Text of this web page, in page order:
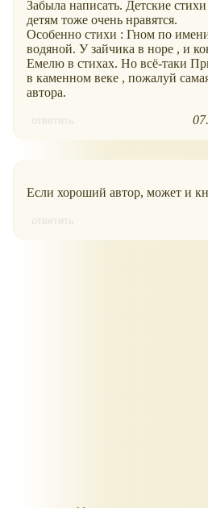
Забыла написать. Детские стихи
детям тоже очень нравятся.
Особенно стихи : Гном по
водяной. У зайчика в норе , и
Емелю в стихах. Но всё-таки
в каменном веке , пожалуй
автора.
ответить
Если хороший автор, может и
ответить